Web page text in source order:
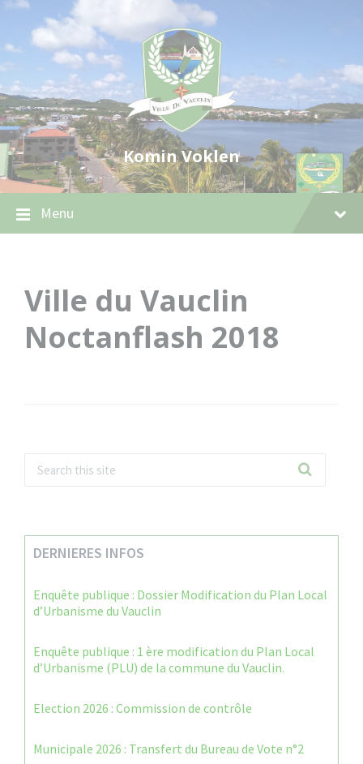
Skip
content
Skip
navigation
Skip
footer
Komin Voklen
Menu
Ville du Vauclin
Noctanflash 2018
DERNIERES INFOS
Enquête publique : Dossier Modification du Plan Local
d’Urbanisme du Vauclin
Enquête publique : 1 ère modification du Plan Local
d’Urbanisme (PLU) de la commune du Vauclin.
Election 2026 : Commission de contrôle
Municipale 2026 : Transfert du Bureau de Vote n°2